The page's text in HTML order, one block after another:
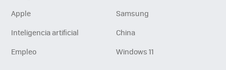
Apple
Samsung
Inteligencia artificial
China
Empleo
Windows 11